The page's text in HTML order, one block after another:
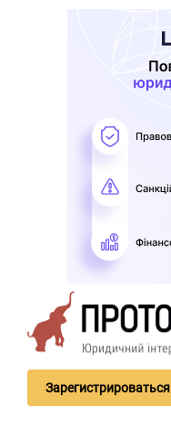
Зарегистрироваться